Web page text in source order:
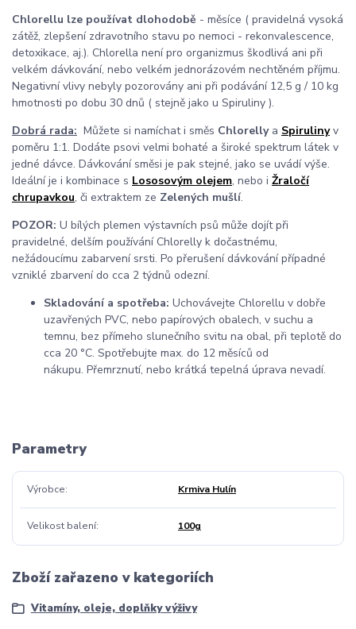
Chlorellu lze používat dlohodobě - měsíce ( pravidelná vysoká
zátěž, zlepšení zdravotního stavu po nemoci - rekonvalescence,
detoxikace, aj.). Chlorella není pro organizmus škodlivá ani při
velkém dávkování, nebo velkém jednorázovém nechtěném příjmu.
Negativní vlivy nebyly pozorovány ani při podávání 12,5 g / 10 kg
hmotnosti po dobu 30 dnů ( stejně jako u Spiruliny ).
Dobrá rada: Můžete si namíchat i směs Chlorellya Spirulinyv
poměru 1:1. Dodáte psovi velmi bohaté a široké spektrum látek v
jedné dávce. Dávkování směsi je pak stejné, jako se uvádí výše.
Ideální je i kombinace s Lososovým olejem, nebo i Žraločí
chrupavkou, či extraktem ze Zelených mušlí.
POZOR: U bílých plemen výstavních psů může dojít při
pravidelné, delším používání Chlorelly k dočastnému,
nežádoucímu zabarvení srsti. Po přerušení dávkování případné
vzniklé zbarvení do cca 2 týdnů odezní.
Skladování a spotřeba: Uchovávejte Chlorellu v dobře
uzavřených PVC, nebo papírových obalech, v suchu a
temnu, bez přímeho slunečního svitu na obal, při teplotě do
cca 20 °C. Spotřebujte max. do 12 měsíců od
nákupu. Přemrznutí, nebo krátká tepelná úprava nevadí.
Parametry
Výrobce Krmiva Hulín
Velikost balení 100g
Zboží zařazeno v kategoriích
Vitamíny, oleje, doplňky výživy